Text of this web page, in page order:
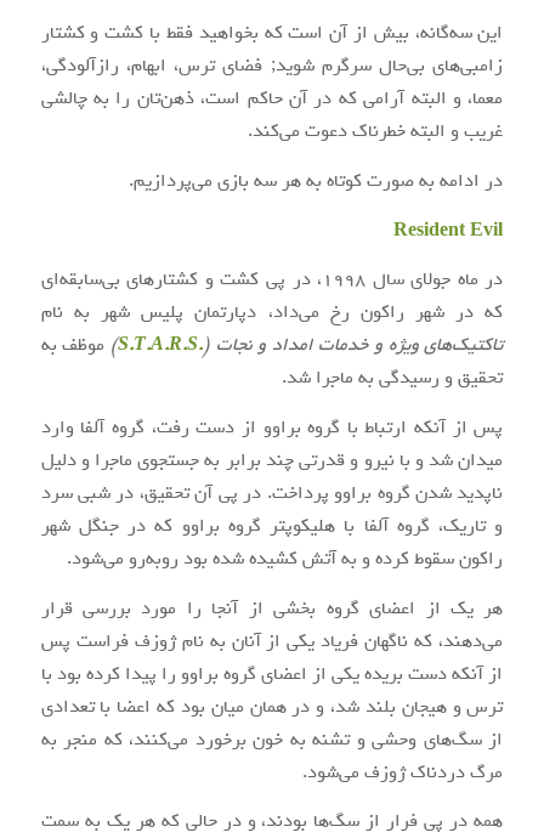
این سه‌گانه، بیش از آن است که بخواهید فقط با کشت و کشتار
زامبی‌های بی‌حال سرگرم شوید; فضای ترس، ابهام، رازآلودگی،
معما، و البته آرامی که در آن حاکم است، ذهن‌تان را به چالشی
غریب و البته خطرناک دعوت می‌کند.
در ادامه به صورت کوتاه به هر سه بازی می‌پردازیم.
Resident Evil
در ماه جولای سال ۱۹۹۸، در پی کشت و کشتارهای بی‌سابقه‌ای
که در شهر راکون رخ می‌داد، دپارتمان پلیس شهر به نام
تاکتیک‌های ویژه و خدمات امداد و نجات (.S.T.A.R.S
) موظف به
تحقیق و رسیدگی به ماجرا شد.
پس از آنکه ارتباط با گروه براوو از دست رفت، گروه آلفا وارد
میدان شد و با نیرو و قدرتی چند برابر به جستجوی ماجرا و دلیل
ناپدید شدن گروه براوو پرداخت. در پی آن تحقیق، در شبی سرد
و تاریک، گروه آلفا با هلیکوپتر گروه براوو که در جنگل شهر
راکون سقوط کرده و به آتش کشیده شده بود روبه‌رو می‌شود.
هر یک از اعضای گروه بخشی از آنجا را مورد بررسی قرار
می‌دهند، که ناگهان فریاد یکی از آنان به نام ژوزف فراست پس
از آنکه دست بریده یکی از اعضای گروه براوو را پیدا کرده بود با
ترس و هیجان بلند شد، و در همان میان بود که اعضا با تعدادی
از سگ‌های وحشی و تشنه به خون برخورد می‌کنند، که منجر به
مرگ دردناک ژوزف می‌شود.
همه در پی فرار از سگ‌ها بودند، و در حالی که هر یک به سمت